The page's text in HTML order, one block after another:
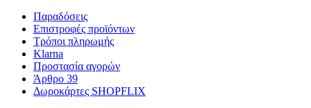
Παραδόσεις
Επιστροφές προϊόντων
Τρόποι πληρωμής
Klarna
Προστασία αγορών
Άρθρο 39
Δωροκάρτες SHOPFLIX